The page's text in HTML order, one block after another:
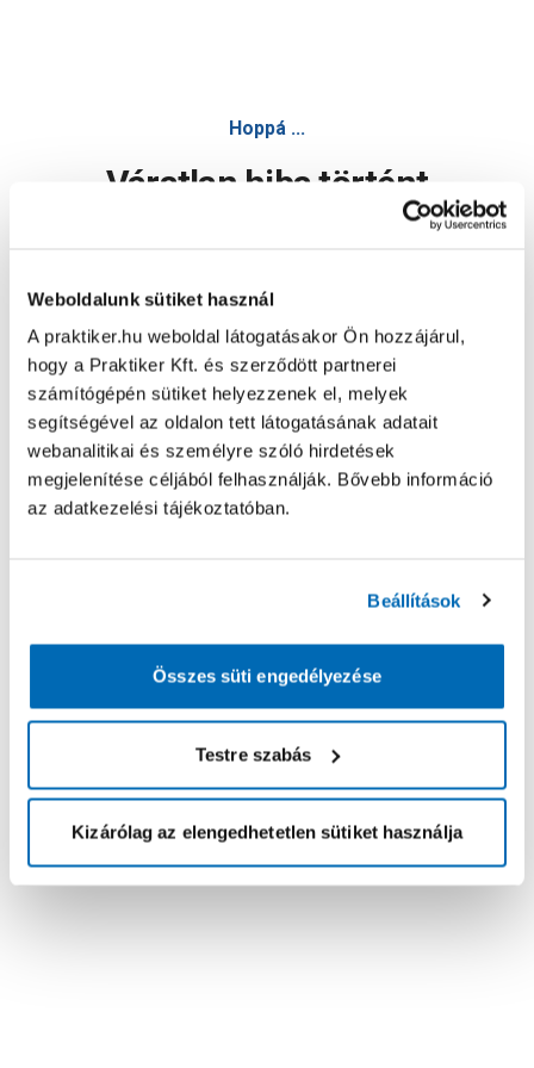
Weboldalunk sütiket használ
A praktiker.hu weboldal látogatásakor Ön hozzájárul,
hogy a Praktiker Kft. és szerződött partnerei
számítógépén sütiket helyezzenek el, melyek
segítségével az oldalon tett látogatásának adatait
webanalitikai és személyre szóló hirdetések
megjelenítése céljából felhasználják. Bővebb információ
az adatkezelési tájékoztatóban.
Beállítások
Összes süti engedélyezése
Testre szabás
Kizárólag az elengedhetetlen sütiket használja
Hoppá ...
Váratlan hiba történt
Oldal újratöltése